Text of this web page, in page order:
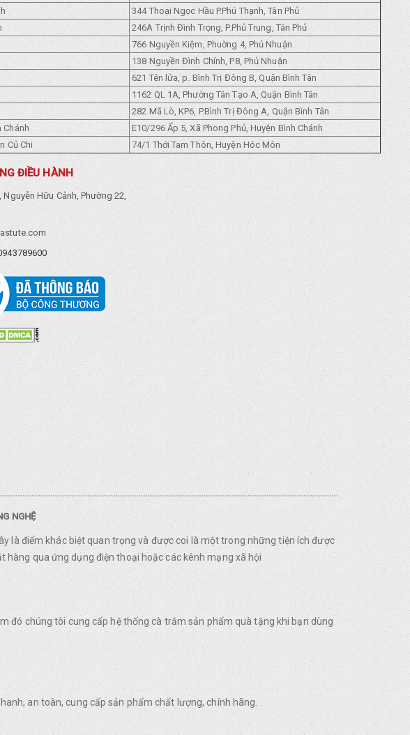
344 Thoại Ngọc Hầu P.Phú Thạnh, Tân Phủ
246A Trịnh Đình Trọng, P.Phủ Trung, Tân Phủ
766 Nguyền Kiệm, Phuờng 4, Phủ Nhuận
138 Nguyền Đình Chính, P8, Phủ Nhuận
621 Tên lửa, p. Bình Trị Đông B, Quận Bình Tân
1162 QL 1A, Phường Tân Tạo A, Quận Bình Tân
282 Mã Lò, KP6, P.Bình Trị Đông A, Quận Bình Tân
Chánh
E10/296 Ẩp 5, Xã Phong Phủ, Huyện Bình Chánh
Củ Chi 74/1 Thới Tam Thôn, Huyện Hóc Môn
ĐIỀU HÀNH
Nguyễn Hữu Cảnh, Phường 22,
NGHỆ
là điểm khác biệt quan trọng và được coi là một trong những tiện ích được
qua ứng dụng điện thoại hoặc các kênh mạng xã hội
đó chúng tôi cung cấp hệ thống cà trăm sản phẩm quà tặng khi bạn dùng
an toàn, cung cấp sản phẩm chất lượng, chính hãng.